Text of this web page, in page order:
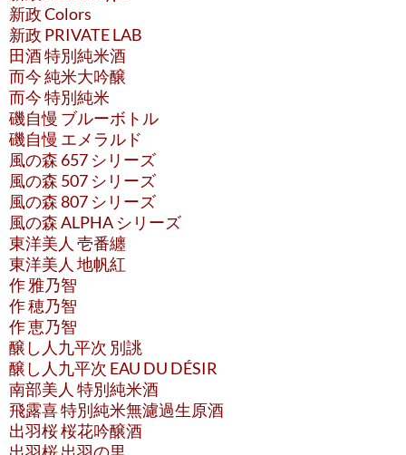
新政 Colors
新政 PRIVATE LAB
田酒 特別純米酒
而今 純米大吟醸
而今 特別純米
磯自慢 ブルーボトル
磯自慢 エメラルド
風の森 657 シリーズ
風の森 507 シリーズ
風の森 807 シリーズ
風の森 ALPHA シリーズ
東洋美人 壱番纏
東洋美人 地帆紅
作 雅乃智
作 穂乃智
作 恵乃智
醸し人九平次 別誂
醸し人九平次 EAU DU DÉSIR
南部美人 特別純米酒
飛露喜 特別純米無濾過生原酒
出羽桜 桜花吟醸酒